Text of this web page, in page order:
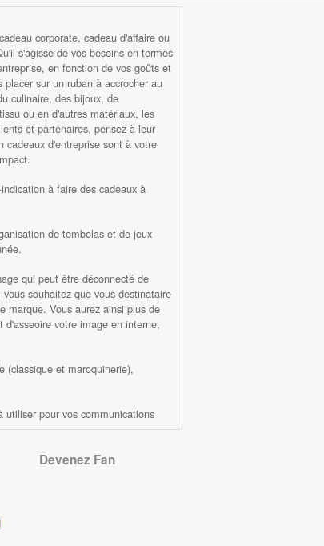
corporate, cadeau d'affaire ou
s'agisse de vos besoins en termes
en fonction de vos goûts et
sur un ruban à accrocher au
culinaire, des bijoux, de
ou en d'autres matériaux, les
et partenaires, pensez à leur
d'entreprise sont à votre
à faire des cadeaux à
de tombolas et de jeux
qui peut être déconnecté de
souhaitez que vous destinataire
marque. Vous aurez ainsi plus de
votre image en interne,
(classique et maroquinerie),
utiliser pour vos communications
Devenez Fan